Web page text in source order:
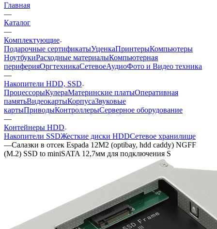
Главная
—
Каталог
—
Комплектующие
Подарочные сертификатыУценкаПринтерыКомпьютеры
НоутбукиРасходные материалыКомпьютерная
периферияОргтехникаСетевоеАудиоФото и Видео техника
—
Накопители HDD, SSD
ПроцессорыКулераМатеринские платыОперативная
памятьВидеокартыКорпусаЗвуковые
картыПриводыКонтроллерыCерверное оборудование
—
Контейнеры HDD
Накопители SSDЖесткие диски HDDСетевое хранилище
—Салазки в отсек Espada 12M2 (optibay, hdd caddy) NGFF
(M.2) SSD to miniSATA 12,7мм для подключения S